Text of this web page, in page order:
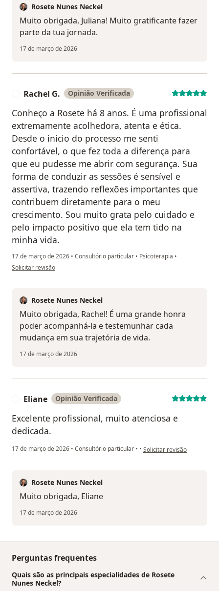
Rosete Nunes Neckel
Muito obrigada, Juliana! Muito gratificante fazer
parte da tua jornada.
17 de março de 2026
Rachel G. Opinião Verificada
Conheço a Rosete há 8 anos. É uma profissional
extremamente acolhedora, atenta e ética.
Desde o início do processo me senti
confortável, o que fez toda a diferença para
que eu pudesse me abrir com segurança. Sua
forma de conduzir as sessões é sensível e
assertiva, trazendo reflexões importantes que
contribuem diretamente para o meu
crescimento. Sou muito grata pelo cuidado e
pelo impacto positivo que ela tem tido na
minha vida.
17 de março de 2026 • Consultório particular • Psicoterapia •
na opinião do utilizador Rachel G.
Solicitar revisão
Rosete Nunes Neckel
Muito obrigada, Rachel! É uma grande honra
poder acompanhá-la e testemunhar cada
mudança em sua trajetória de vida.
17 de março de 2026
Eliane Opinião Verificada
Excelente profissional, muito atenciosa e
dedicada.
17 de março de 2026 • Consultório particular • • na opinião do utilizador
Solicitar revisão
Rosete Nunes Neckel
Muito obrigada, Eliane
17 de março de 2026
Perguntas frequentes
Quais são as principais especialidades de Rosete
Nunes Neckel?